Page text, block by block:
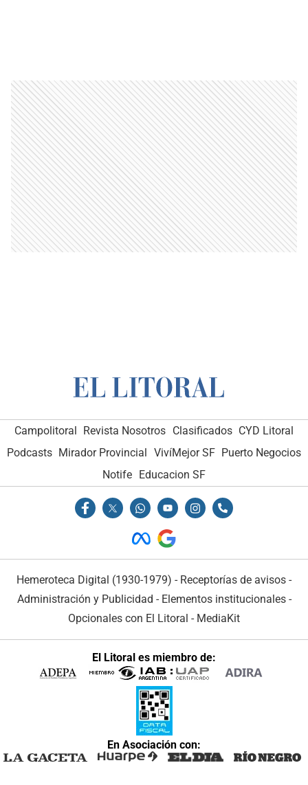
Campolitoral Revista Nosotros Clasificados CYD Litoral
Podcasts Mirador Provincial VivíMejor SF Puerto Negocios
Notife Educacion SF
Hemeroteca Digital (1930-1979) - Receptorías de avisos -
Administración y Publicidad - Elementos institucionales-
Opcionales con El Litoral - MediaKit
El Litoral es miembro de:
En Asociación con: